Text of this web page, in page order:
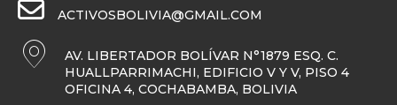
ACTIVOSBOLIVIA@GMAIL.COM
AV. LIBERTADOR BOLÍVAR N°1879 ESQ. C.
HUALLPARRIMACHI, EDIFICIO V Y V, PISO 4
OFICINA 4, COCHABAMBA, BOLIVIA